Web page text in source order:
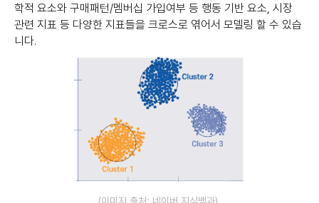
학적 요소와 구매패턴/멤버십 가입여부 등 행동 기반 요소, 시장
관련 지표 등 다양한 지표들을 크로스로 엮어서 모델링 할 수 있습
니다.